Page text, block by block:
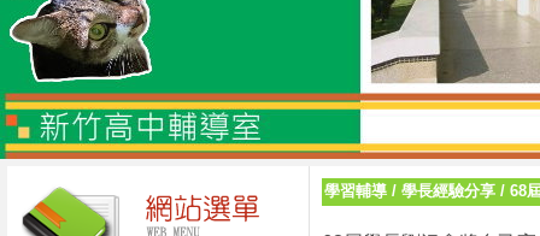
學習輔導 / 學長經驗分享 / 68